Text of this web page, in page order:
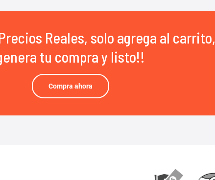
Reales, solo agrega al carrito,
tu compra y listo!!
Compra ahora